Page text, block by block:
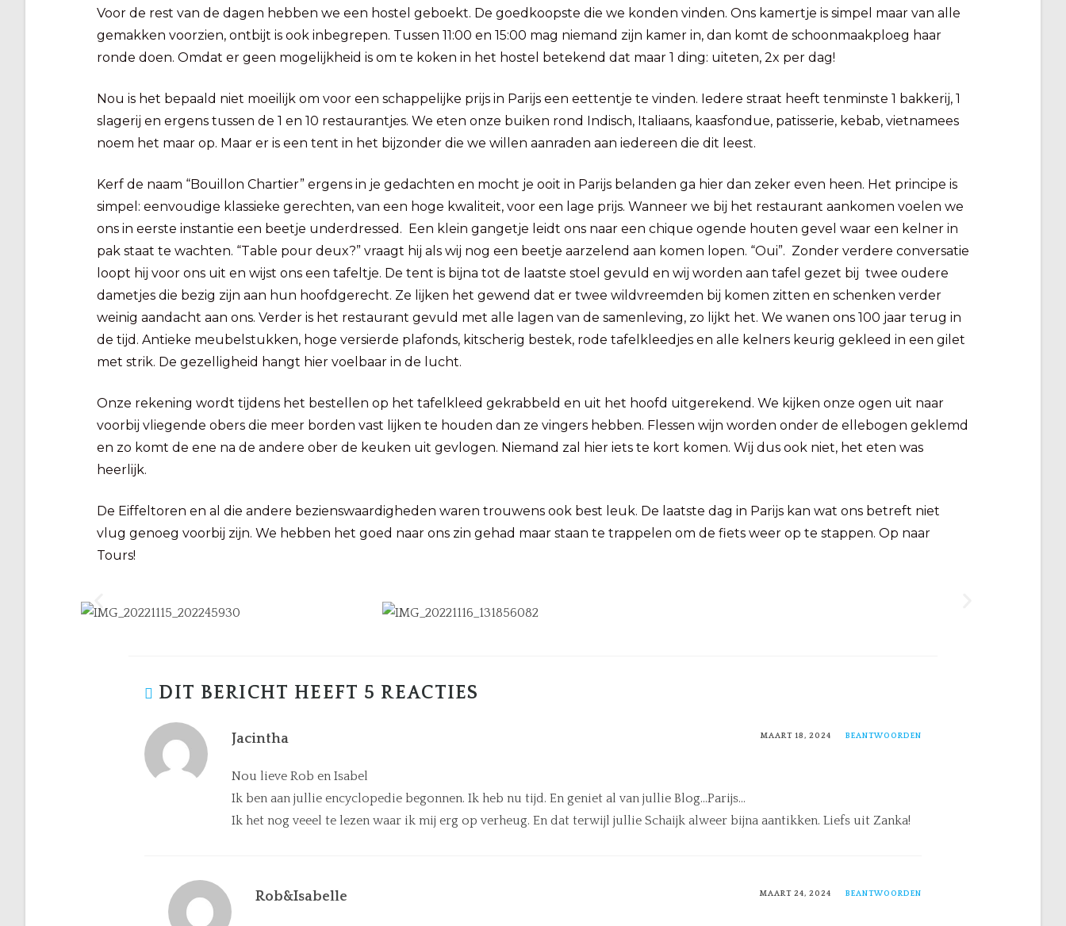
Voor de rest van de dagen hebben we een hostel geboekt. De goedkoopste die we konden vinden. Ons kamertje is simpel maar van alle
gemakken voorzien, ontbijt is ook inbegrepen. Tussen 11:00 en 15:00 mag niemand zijn kamer in, dan komt de schoonmaakploeg haar
ronde doen. Omdat er geen mogelijkheid is om te koken in het hostel betekend dat maar 1 ding: uiteten, 2x per dag!
Nou is het bepaald niet moeilijk om voor een schappelijke prijs in Parijs een eettentje te vinden. Iedere straat heeft tenminste 1 bakkerij, 1
slagerij en ergens tussen de 1 en 10 restaurantjes. We eten onze buiken rond Indisch, Italiaans, kaasfondue, patisserie, kebab, vietnamees
noem het maar op. Maar er is een tent in het bijzonder die we willen aanraden aan iedereen die dit leest.
Kerf de naam “Bouillon Chartier” ergens in je gedachten en mocht je ooit in Parijs belanden ga hier dan zeker even heen. Het principe is
simpel: eenvoudige klassieke gerechten, van een hoge kwaliteit, voor een lage prijs. Wanneer we bij het restaurant aankomen voelen we
ons in eerste instantie een beetje underdressed. Een klein gangetje leidt ons naar een chique ogende houten gevel waar een kelner in
pak staat te wachten. “Table pour deux?” vraagt hij als wij nog een beetje aarzelend aan komen lopen. “Oui”. Zonder verdere conversatie
loopt hij voor ons uit en wijst ons een tafeltje. De tent is bijna tot de laatste stoel gevuld en wij worden aan tafel gezet bij twee oudere
dametjes die bezig zijn aan hun hoofdgerecht. Ze lijken het gewend dat er twee wildvreemden bij komen zitten en schenken verder
weinig aandacht aan ons. Verder is het restaurant gevuld met alle lagen van de samenleving, zo lijkt het. We wanen ons 100 jaar terug in
de tijd. Antieke meubelstukken, hoge versierde plafonds, kitscherig bestek, rode tafelkleedjes en alle kelners keurig gekleed in een gilet
met strik. De gezelligheid hangt hier voelbaar in de lucht.
Onze rekening wordt tijdens het bestellen op het tafelkleed gekrabbeld en uit het hoofd uitgerekend. We kijken onze ogen uit naar
voorbij vliegende obers die meer borden vast lijken te houden dan ze vingers hebben. Flessen wijn worden onder de ellebogen geklemd
en zo komt de ene na de andere ober de keuken uit gevlogen. Niemand zal hier iets te kort komen. Wij dus ook niet, het eten was
heerlijk.
De Eiffeltoren en al die andere bezienswaardigheden waren trouwens ook best leuk. De laatste dag in Parijs kan wat ons betreft niet
vlug genoeg voorbij zijn. We hebben het goed naar ons zin gehad maar staan te trappelen om de fiets weer op te stappen. Op naar
Tours!
DIT BERICHT HEEFT 5 REACTIES
Jacintha MAART 18, 2024 BEANTWOORDEN
Nou lieve Rob en Isabel
Ik ben aan jullie encyclopedie begonnen. Ik heb nu tijd. En geniet al van jullie Blog…Parijs…
Ik het nog veeel te lezen waar ik mij erg op verheug. En dat terwijl jullie Schaijk alweer bijna aantikken. Liefs uit Zanka!
Rob&Isabelle MAART 24, 2024 BEANTWOORDEN